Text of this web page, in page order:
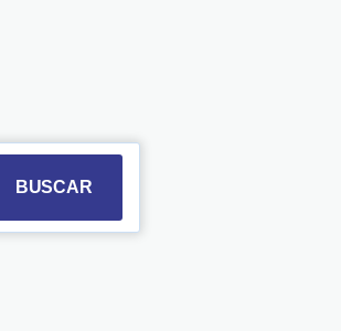
and select a date. Press the
calendar and select a date.
BUSCAR